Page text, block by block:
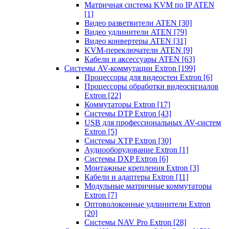
Матричная система KVM по IP ATEN
[1]
Видео разветвители ATEN [30]
Видео удлинители ATEN [79]
Видео конвертеры ATEN [31]
KVM-переключатели ATEN [9]
Кабели и аксессуары ATEN [63]
Системы AV-коммутации Extron [199]
Процессоры для видеостен Extron [6]
Процессоры обработки видеосигналов
Extron [22]
Коммутаторы Extron [17]
Системы DTP Extron [43]
USB для профессиональных AV-систем
Extron [5]
Системы XTP Extron [30]
Аудиооборудование Extron [1]
Системы DXP Extron [6]
Монтажные крепления Extron [3]
Кабели и адаптеры Extron [11]
Модульные матричные коммутаторы
Extron [7]
Оптоволоконные удлинители Extron
[20]
Системы NAV Pro Extron [28]